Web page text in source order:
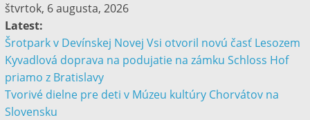
štvrtok, 6 augusta, 2026
Latest:
Šrotpark v Devínskej Novej Vsi otvoril novú časť Lesozem
Kyvadlová doprava na podujatie na zámku Schloss Hof
priamo z Bratislavy
Tvorivé dielne pre deti v Múzeu kultúry Chorvátov na
Slovensku